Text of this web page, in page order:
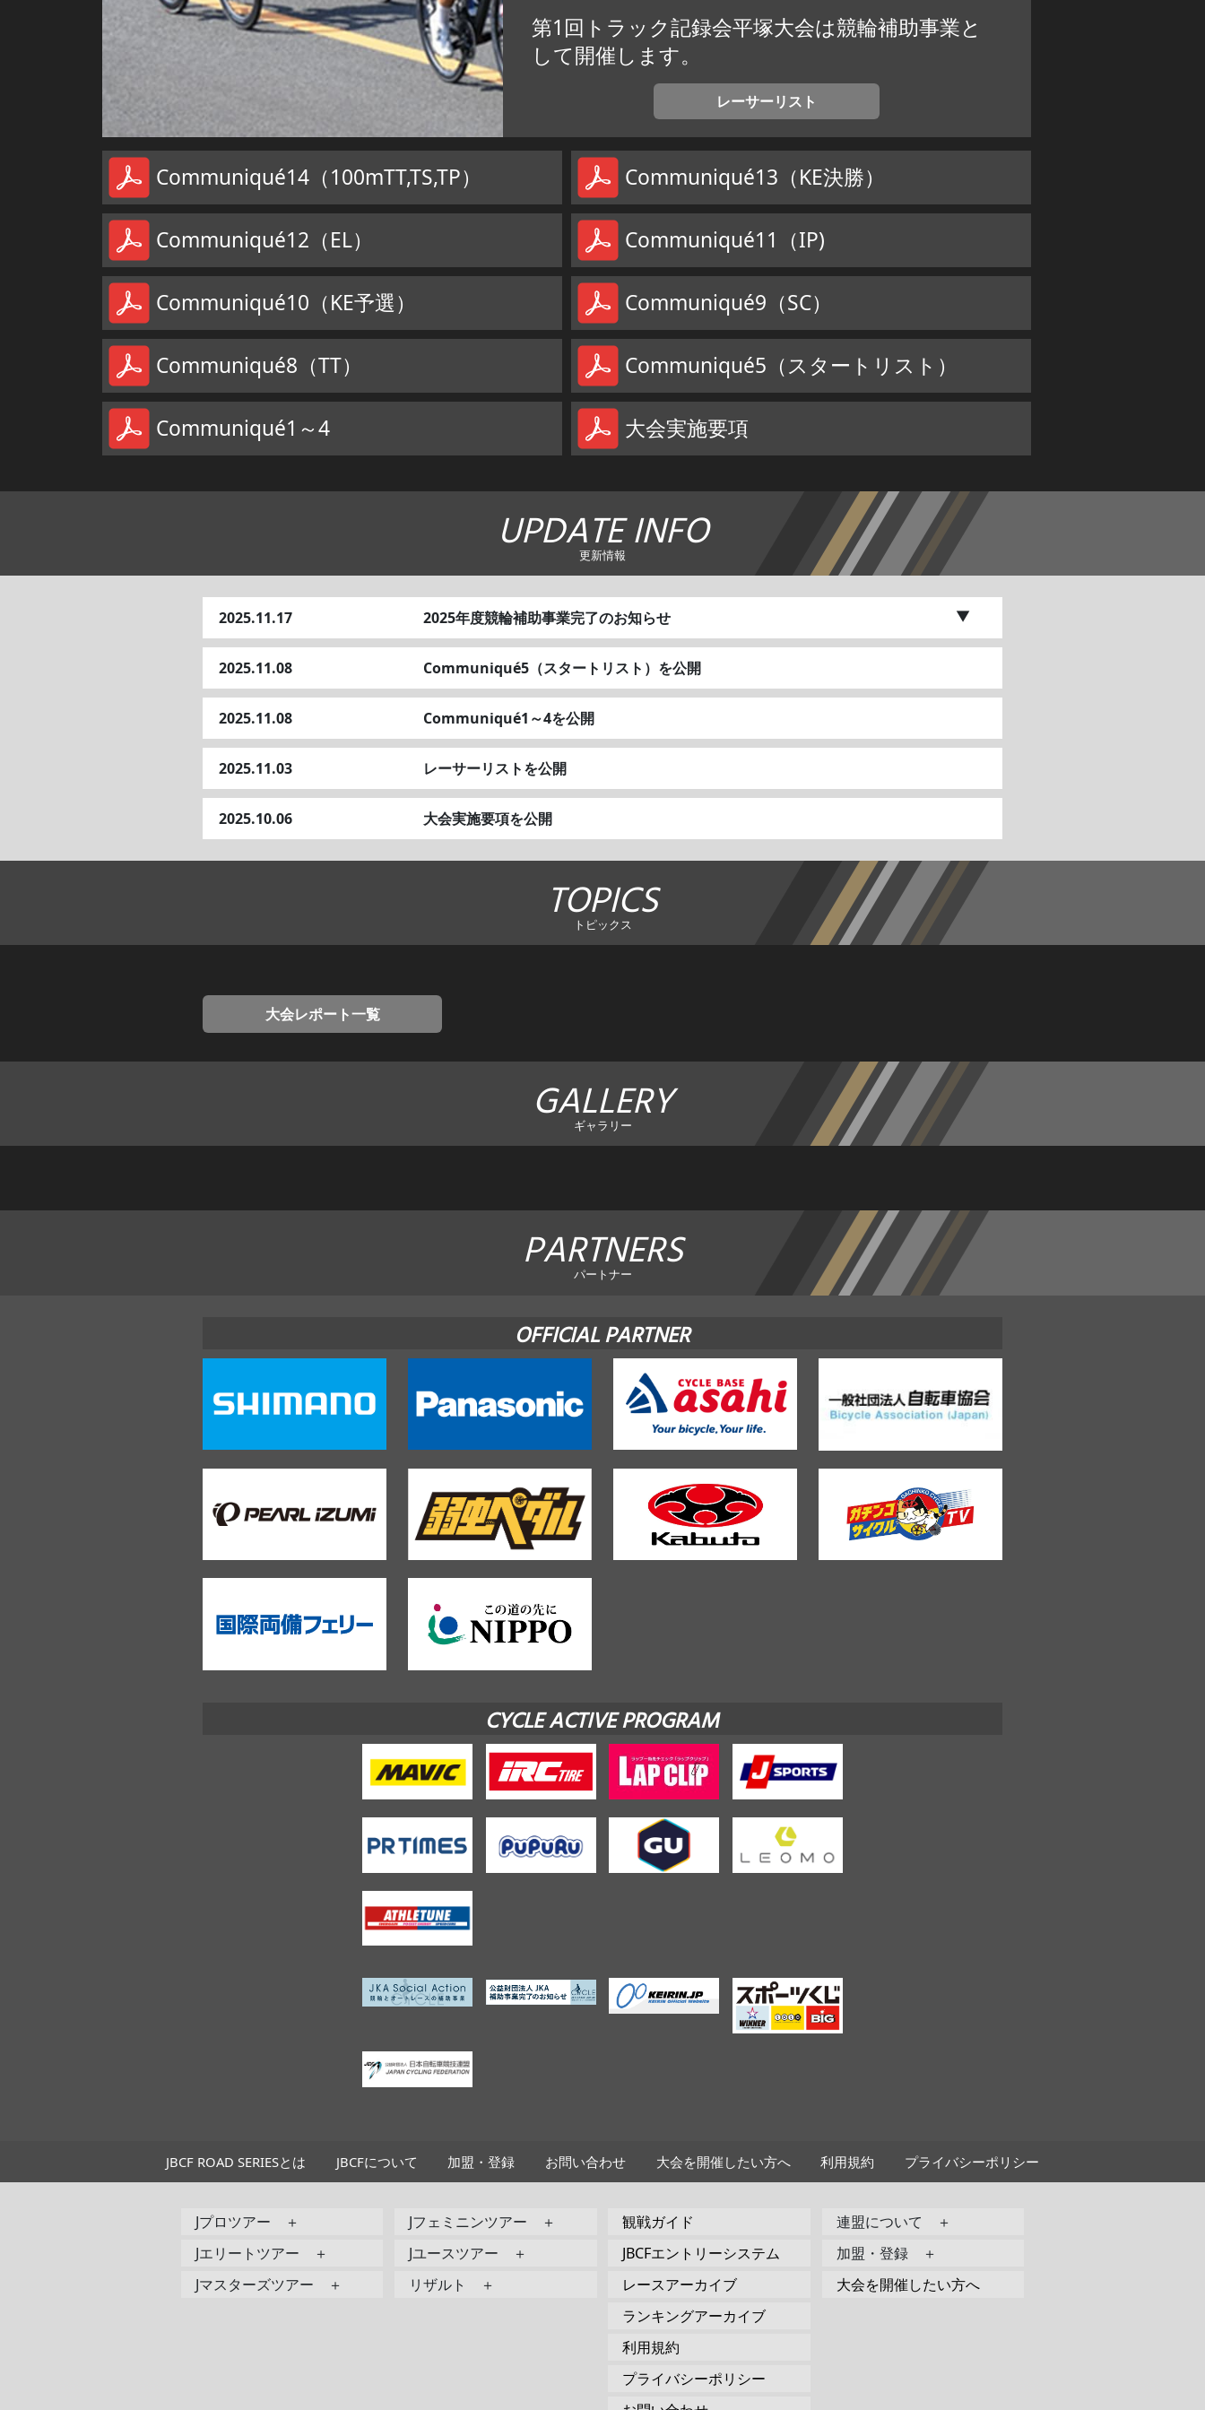
第1回トラック記録会平塚大会は競輪補助事業と
して開催します。
レーサーリスト
Communiqué14（100mTT,TS,TP） Communiqué13（KE決勝）
Communiqué12（EL） Communiqué11（IP)
Communiqué10（KE予選） Communiqué9（SC）
Communiqué8（TT） Communiqué5（スタートリスト）
Communiqué1～4 大会実施要項
UPDATE INFO
更新情報
2025.11.17 2025年度競輪補助事業完了のお知らせ
2025.11.08 Communiqué5（スタートリスト）を公開
2025.11.08 Communiqué1～4を公開
2025.11.03 レーサーリストを公開
2025.10.06 大会実施要項を公開
TOPICS
トピックス
大会レポート一覧
GALLERY
ギャラリー
PARTNERS
パートナー
OFFICIAL PARTNER
CYCLE ACTIVE PROGRAM
JBCF ROAD SERIESとは JBCFについて 加盟・登録 お問い合わせ 大会を開催したい方へ 利用規約 プライバシーポリシー
Jプロツアー ＋
Jエリートツアー ＋
Jマスターズツアー ＋
Jフェミニンツアー ＋
Jユースツアー ＋
リザルト ＋
観戦ガイド
JBCFエントリーシステム
レースアーカイブ
ランキングアーカイブ
利用規約
プライバシーポリシー
連盟について ＋
加盟・登録 ＋
大会を開催したい方へ